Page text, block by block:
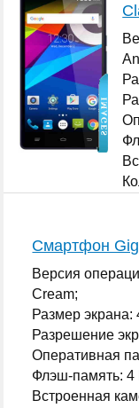
Смартфон
Версия
Cream;
Размер экрана:
Разрешение
Оперативная
Флэш-память: 4
Встроенная